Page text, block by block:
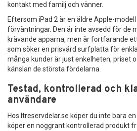
kontakt med familj och vänner.
Eftersom iPad 2 är en äldre Apple-
förväntningar. Den är inte avsedd för de
krävande apparna, men är fortfarande
som söker en prisvärd surfplatta för
många kunder är just enkelheten, priset
känslan de största fördelarna.
Testad, kontrollerad och
användare
Hos Itreservdelar.se köper du inte bara
köper en noggrant kontrollerad produkt